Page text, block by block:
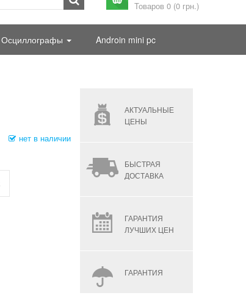
Товаров 0 (0 грн.)
Осциллографы Androin mini pc
нет в наличии
АКТУАЛЬНЫЕ
ЦЕНЫ
БЫСТРАЯ
ДОСТАВКА
ГАРАНТИЯ
ЛУЧШИХ ЦЕН
ГАРАНТИЯ